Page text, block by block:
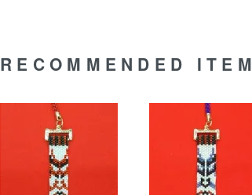
RECOMMENDED ITEM